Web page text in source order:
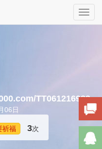
TT061216983
06日
祈福 3次